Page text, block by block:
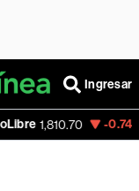
Ingresar
-0.74% Banco de